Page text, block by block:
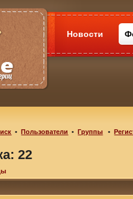
Новости
•Пользователи •Группы •
22